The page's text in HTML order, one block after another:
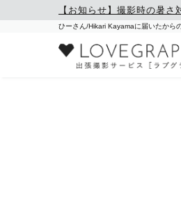
【お知らせ】撮影時の暑さ
ひーさん/Hikari Kayamaに届いたから